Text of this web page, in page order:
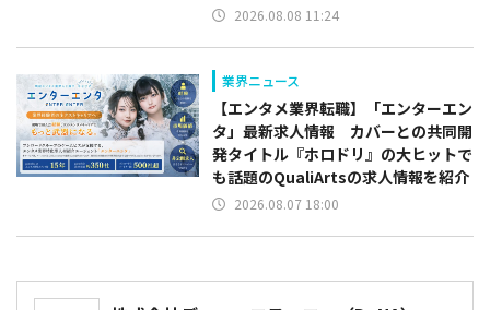
2026.08.08 11:24
業界ニュース
【エンタメ業界転職】「エンターエン
タ」最新求人情報 カバーとの共同開
発タイトル『ホロドリ』の大ヒットで
も話題のQualiArtsの求人情報を紹介
2026.08.07 18:00